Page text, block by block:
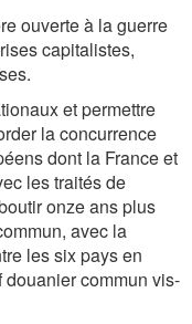
ouverte à la guerre
capitalistes,
et permettre
la concurrence
dont la France et
les traités de
onze ans plus
avec la
les six pays en
commun vis-